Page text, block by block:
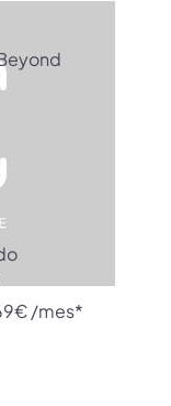
/mes*